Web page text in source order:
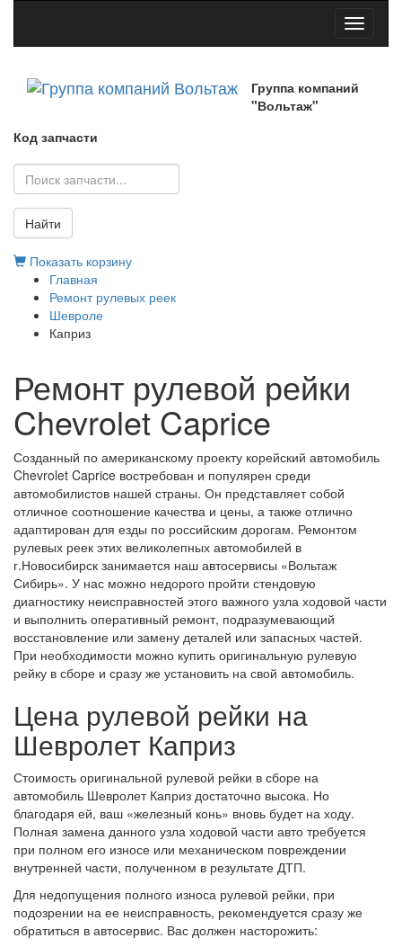
Toggle
Группа компаний
"Вольтаж"
Код запчасти
Найти
Показать корзину
Главная
Ремонт рулевых реек
Шевроле
Каприз
Ремонт рулевой рейки
Chevrolet Caprice
Созданный по американскому проекту корейский автомобиль
Chevrolet Caprice востребован и популярен среди
автомобилистов нашей страны. Он представляет собой
отличное соотношение качества и цены, а также отлично
адаптирован для езды по российским дорогам. Ремонтом
рулевых реек этих великолепных автомобилей в
г.Новосибирск занимается наш автосервисы «Вольтаж
Сибирь». У нас можно недорого пройти стендовую
диагностику неисправностей этого важного узла ходовой части
и выполнить оперативный ремонт, подразумевающий
восстановление или замену деталей или запасных частей.
При необходимости можно купить оригинальную рулевую
рейку в сборе и сразу же установить на свой автомобиль.
Цена рулевой рейки на
Шевролет Каприз
Стоимость оригинальной рулевой рейки в сборе на
автомобиль Шевролет Каприз достаточно высока. Но
благодаря ей, ваш «железный конь» вновь будет на ходу.
Полная замена данного узла ходовой части авто требуется
при полном его износе или механическом повреждении
внутренней части, полученном в результате ДТП.
Для недопущения полного износа рулевой рейки, при
подозрении на ее неисправность, рекомендуется сразу же
обратиться в автосервис. Вас должен насторожить: